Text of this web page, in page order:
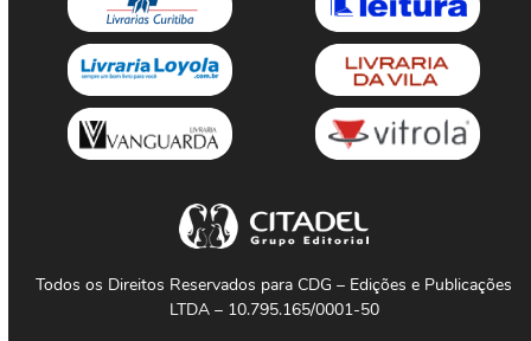
Todos os Direitos Reservados para CDG – Edições e Publicações
LTDA – 10.795.165/0001-50